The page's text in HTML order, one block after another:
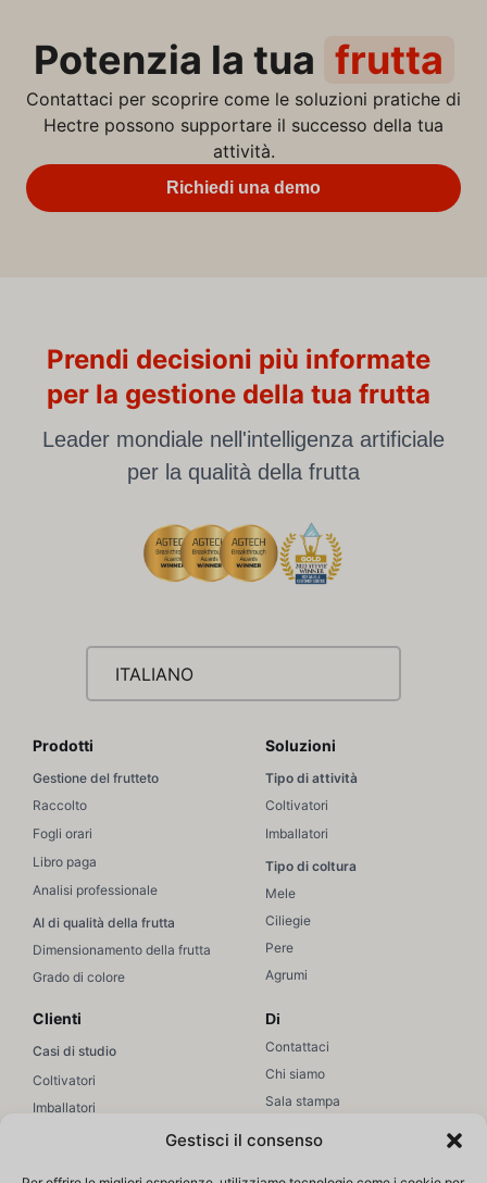
Gestisci il consenso
Potenzia la tua frutta
Contattaci per scoprire come le soluzioni pratiche di
Hectre possono supportare il successo della tua
attività.
Richiedi una demo
Prendi decisioni più informate
per la gestione della tua frutta
Leader mondiale nell'intelligenza artificiale
per la qualità della frutta
ITALIANO
Prodotti
Gestione del frutteto
Raccolto
Fogli orari
Libro paga
Analisi professionale
AI di qualità della frutta
Dimensionamento della frutta
Grado di colore
Soluzioni
Tipo di attività
Coltivatori
Imballatori
Tipo di coltura
Mele
Ciliegie
Pere
Agrumi
Clienti
Casi di studio
Coltivatori
Imballatori
Risorse
Di
Contattaci
Chi siamo
Sala stampa
Supporto